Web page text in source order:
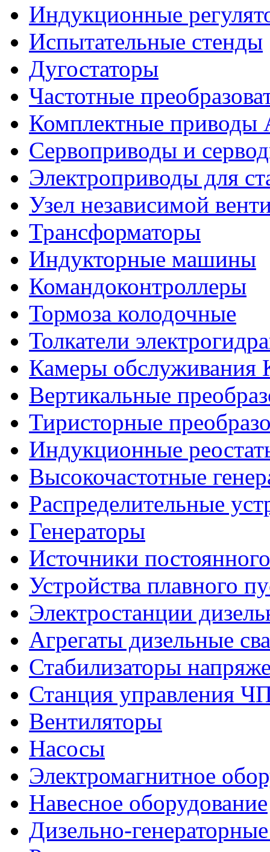
Индукционные
Испытательные стенды
Дугостаторы
Частотные
Комплектные
Сервоприводы и
Электроприводы для
Узел независимой
Трансформаторы
Индукторные машины
Командоконтроллеры
Тормоза колодочные
Толкатели
Камеры
Вертикальные
Тиристорные
Индукционные
Высокочастотные
Распределительные
Генераторы
Источники
Устройства плавного
Электростанции
Агрегаты дизельные
Стабилизаторы
Станция управления
Вентиляторы
Насосы
Электромагнитное
Навесное оборудование
Дизельно-